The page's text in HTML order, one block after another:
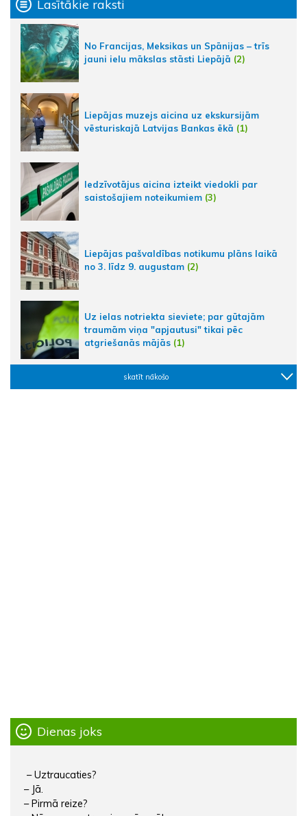
Lasītākie raksti
No Francijas, Meksikas un Spānijas – trīs
jauni ielu mākslas stāsti Liepājā (2)
Liepājas muzejs aicina uz ekskursijām
vēsturiskajā Latvijas Bankas ēkā (1)
Iedzīvotājus aicina izteikt viedokli par
saistošajiem noteikumiem (3)
Liepājas pašvaldības notikumu plāns laikā
no 3. līdz 9. augustam (2)
Uz ielas notriekta sieviete; par gūtajām
traumām viņa "apjautusi" tikai pēc
atgriešanās mājās (1)
skatīt nākošo
Dienas joks
– Uztraucaties?
– Jā.
– Pirmā reize?